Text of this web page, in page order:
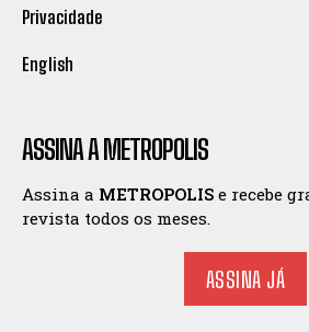
Privacidade
English
ASSINA A METROPOLIS
Assina a METROPOLIS e recebe
revista todos os meses.
ASSINA JÁ